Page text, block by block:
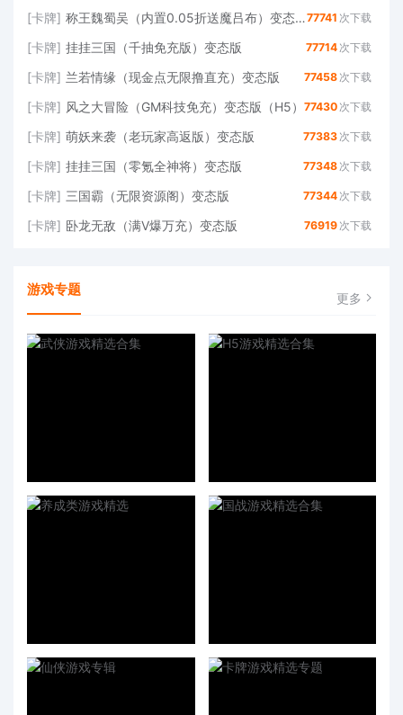
[卡牌] 称王魏蜀吴（内置0.05折送魔吕布）变态版免费版 77741 次下载
[卡牌] 挂挂三国（千抽免充版）变态版 77714 次下载
[卡牌] 兰若情缘（现金点无限撸直充）变态版 77458 次下载
[卡牌] 风之大冒险（GM科技免充）变态版（H5） 77430 次下载
[卡牌] 萌妖来袭（老玩家高返版）变态版 77383 次下载
[卡牌] 挂挂三国（零氪全神将）变态版 77348 次下载
[卡牌] 三国霸（无限资源阁）变态版 77344 次下载
[卡牌] 卧龙无敌（满V爆万充）变态版 76919 次下载
游戏专题 更多